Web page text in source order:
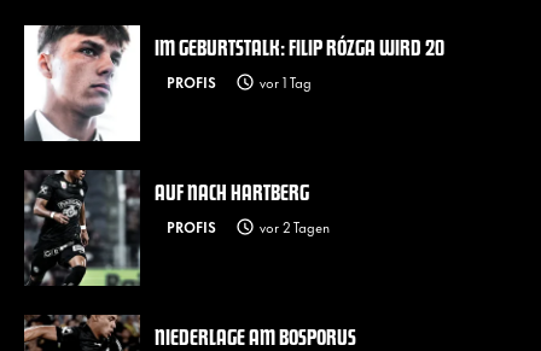
IM GEBURTSTALK: FILIP RÓZGA WIRD 20
PROFIS vor 1 Tag
AUF NACH HARTBERG
PROFIS vor 2 Tagen
NIEDERLAGE AM BOSPORUS